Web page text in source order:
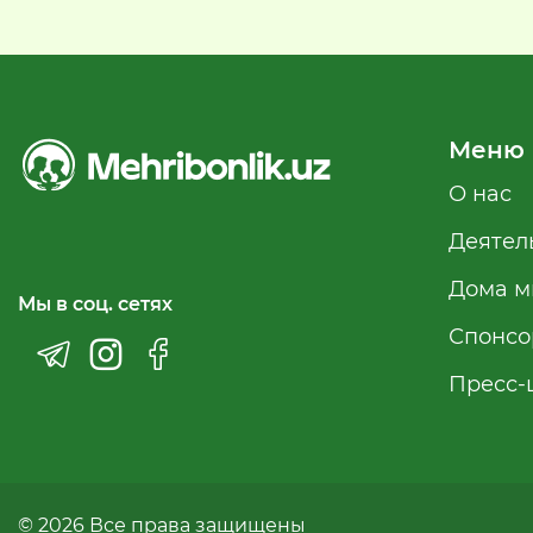
Мы в соц. сетях
Меню
О нас
Дома
Пресс-
© 2026 Все права защищены